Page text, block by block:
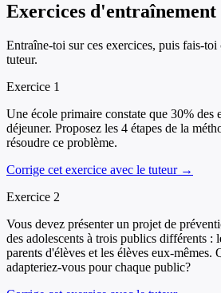
Exercices d'entraînement
Entraîne-toi sur ces exercices, puis fais-toi
tuteur.
Exercice 1
Une école primaire constate que 30% des
déjeuner. Proposez les 4 étapes de la
résoudre ce problème.
Corrige cet exercice avec le tuteur →
Exercice 2
Vous devez présenter un projet de
des adolescents à trois publics différents :
parents d'élèves et les élèves eux-mêmes.
adapteriez-vous pour chaque public?